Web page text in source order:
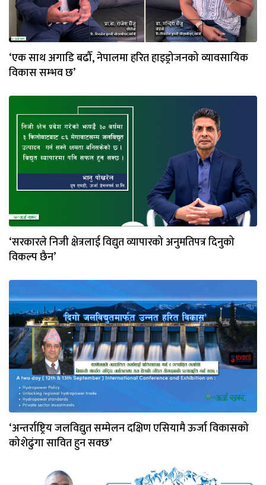
‘एक साथ अगाडि बढौँ, नेपालमा हरित हाइड्रोजनको व्यावसायिक
विकास सम्भव छ’
‘सरकारले निजी क्षेत्रलाई विद्युत व्यापारको अनुमतिपत्र दिनुको
विकल्प छैन’
‘अन्तर्राष्ट्रिय जलविद्युत सम्मेलन दक्षिण एसियामै ऊर्जा विकासको
कोशेढुंगा सावित हुन सक्छ’